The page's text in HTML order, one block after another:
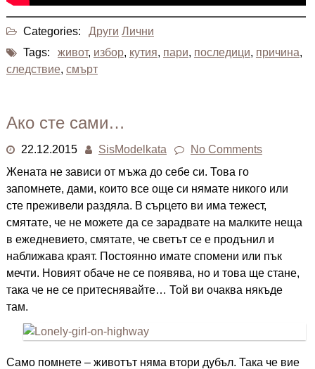
Categories: Други Лични
Tags:
живот, избор, кутия, пари, последици, причина,
следствие, смърт
Ако сте сами…
22.12.2015 SisModelkata
No Comments
Жената не зависи от мъжа до себе си. Това го
запомнете, дами, които все още си нямате никого или
сте преживели раздяла. В сърцето ви има тежест,
смятате, че не можете да се зарадвате на малките неща
в ежедневието, смятате, че светът се е продънил и
наближава краят. Постоянно имате спомени или пък
мечти. Новият обаче не се появява, но и това ще стане,
така че не се притеснявайте… Той ви очаква някъде
там.
Само помнете – животът няма втори дубъл. Така че вие